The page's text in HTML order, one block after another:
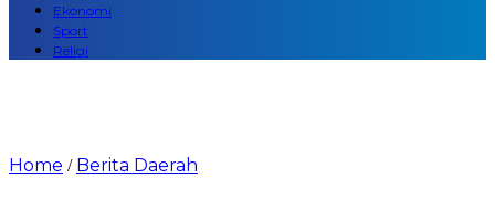
Ekonomi
Sport
Religi
Home / Berita Daerah